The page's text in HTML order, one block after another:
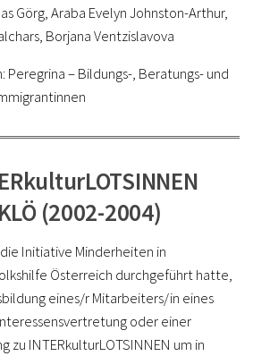
Görg, Araba Evelyn Johnston-Arthur,
Borjana Ventzislavova
– Bildungs-, Beratungs- und
(2002-2004)
Initiative Minderheiten in
Österreich durchgeführt hatte,
eines/r Mitarbeiters/in eines
oder einer
zu INTERkulturLOTSINNEN um in